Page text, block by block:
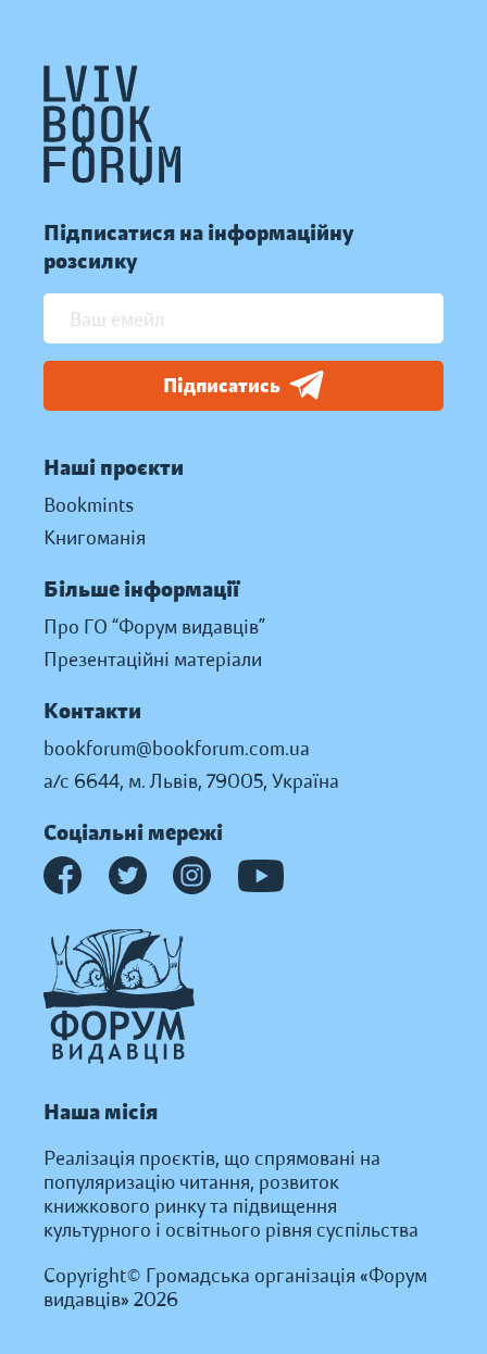
Підписатися на інформаційну
розсилку
Підписатись
Наші проєкти
Bookmints
Книгоманія
Більше інформації
Про ГО “Форум видавців”
Презентаційні матеріали
Контакти
bookforum@bookforum.com.ua
а/с 6644, м. Львів, 79005, Україна
Соціальні мережі
Наша місія
Реалізація проєктів, що спрямовані на
популяризацію читання, розвиток
книжкового ринку та підвищення
культурного і освітнього рівня суспільства
Copyright© Громадська організація «Форум
видавців» 2026